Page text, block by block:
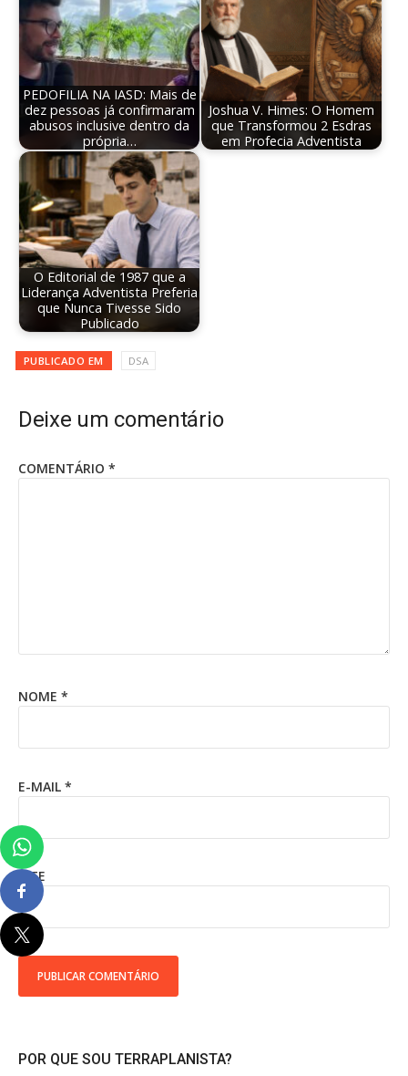
PEDOFILIA NA IASD: Mais de
dez pessoas já confirmaram
abusos inclusive dentro da
própria…
Joshua V. Himes: O Homem
que Transformou 2 Esdras
em Profecia Adventista
O Editorial de 1987 que a
Liderança Adventista Preferia
que Nunca Tivesse Sido
Publicado
PUBLICADO EM DSA
Deixe um comentário
COMENTÁRIO *
NOME *
E-MAIL *
SITE
POR QUE SOU TERRAPLANISTA?